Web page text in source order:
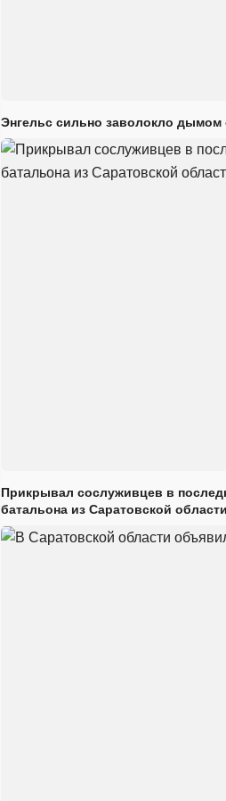
Энгельс сильно заволокло дымом
Прикрывал сослуживцев в
батальона из Саратовской области